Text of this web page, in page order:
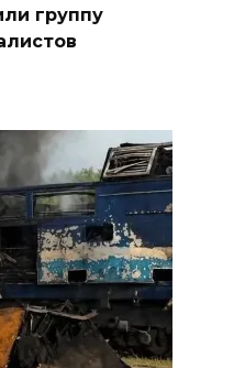
группу